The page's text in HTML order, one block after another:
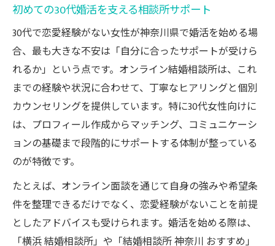
初めての30代婚活を支える相談所サポート
30代で恋愛経験がない女性が神奈川県で婚活を始める場
合、最も大きな不安は「自分に合ったサポートが受けら
れるか」という点です。オンライン結婚相談所は、これ
までの経験や状況に合わせて、丁寧なヒアリングと個別
カウンセリングを提供しています。特に30代女性向けに
は、プロフィール作成からマッチング、コミュニケーシ
ョンの基礎まで段階的にサポートする体制が整っている
のが特徴です。
たとえば、オンライン面談を通じて自身の強みや希望条
件を整理できるだけでなく、恋愛経験がないことを前提
としたアドバイスも受けられます。婚活を始める際は、
「横浜 結婚相談所」や「結婚相談所 神奈川 おすすめ」